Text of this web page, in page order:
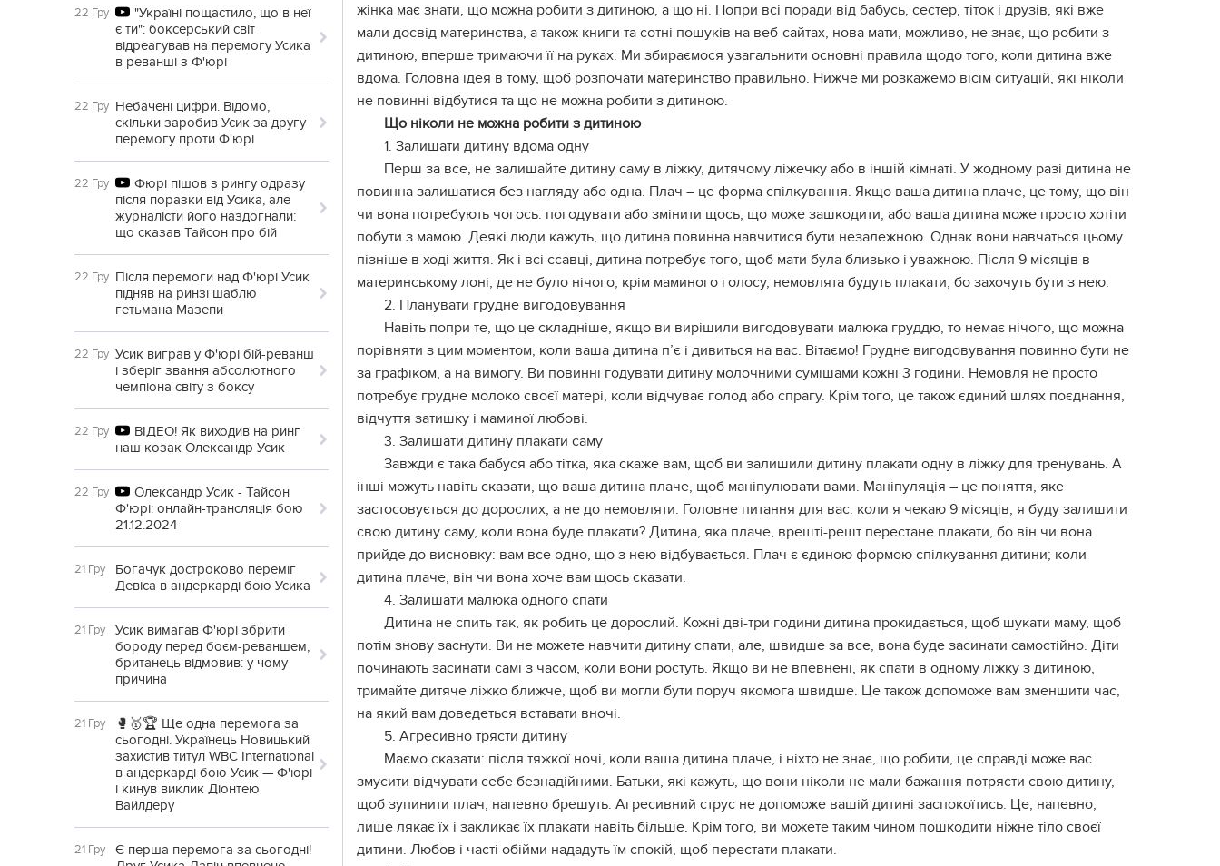
22 Гру
"Україні пощастило, що в неї
є ти": боксерський світ
відреагував на перемогу Усика
в реванші з Ф'юрі
22 Гру Небачені цифри. Відомо,
скільки заробив Усик за другу
перемогу проти Ф'юрі
22 Гру
Фюрі пішов з рингу одразу
після поразки від Усика, але
журналісти його наздогнали:
що сказав Тайсон про бій
22 Гру Після перемоги над Ф'юрі Усик
підняв на ринзі шаблю
гетьмана Мазепи
22 Гру Усик виграв у Ф'юрі бій-реванш
і зберіг звання абсолютного
чемпіона світу з боксу
22 Гру
ВІДЕО! Як виходив на ринг
наш козак Олександр Усик
22 Гру
Олександр Усик - Тайсон
Ф'юрі: онлайн-трансляція бою
21.12.2024
21 Гру
Богачук достроково переміг
Девіса в андеркарді бою Усика
21 Гру
Усик вимагав Ф'юрі збрити
бороду перед боєм-реваншем,
британець відмовив: у чому
причина
21 Гру
🥊🥇🏆 Ще одна перемога за
сьогодні. Українець Новицький
захистив титул WBC International
в андеркарді бою Усик — Ф'юрі
і кинув виклик Діонтею
Вайлдеру
21 Гру
Є перша перемога за сьогодні!
жінка має знати, що можна робити з дитиною, а що ні. Попри всі поради від бабусь, сестер, тіток і друзів, які вже
мали досвід материнства, а також книги та сотні пошуків на веб-сайтах, нова мати, можливо, не знає, що робити з
дитиною, вперше тримаючи її на руках. Ми збираємося узагальнити основні правила щодо того, коли дитина вже
вдома. Головна ідея в тому, щоб розпочати материнство правильно. Нижче ми розкажемо вісім ситуацій, які ніколи
не повинні відбутися та що не можна робити з дитиною.
Що ніколи не можна робити з дитиною
1. Залишати дитину вдома одну
Перш за все, не залишайте дитину саму в ліжку, дитячому ліжечку або в іншій кімнаті. У жодному разі дитина не
повинна залишатися без нагляду або одна. Плач – це форма спілкування. Якщо ваша дитина плаче, це тому, що він
чи вона потребують чогось: погодувати або змінити щось, що може зашкодити, або ваша дитина може просто хотіти
побути з мамою. Деякі люди кажуть, що дитина повинна навчитися бути незалежною. Однак вони навчаться цьому
пізніше в ході життя. Як і всі ссавці, дитина потребує того, щоб мати була близько і уважною. Після 9 місяців в
материнському лоні, де не було нічого, крім маминого голосу, немовлята будуть плакати, бо захочуть бути з нею.
2. Планувати грудне вигодовування
Навіть попри те, що це складніше, якщо ви вирішили вигодовувати малюка груддю, то немає нічого, що можна
порівняти з цим моментом, коли ваша дитина п’є і дивиться на вас. Вітаємо! Грудне вигодовування повинно бути не
за графіком, а на вимогу. Ви повинні годувати дитину молочними сумішами кожні 3 години. Немовля не просто
потребує грудне молоко своєї матері, коли відчуває голод або спрагу. Крім того, це також єдиний шлях поєднання,
відчуття затишку і маминої любові.
3. Залишати дитину плакати саму
Завжди є така бабуся або тітка, яка скаже вам, щоб ви залишили дитину плакати одну в ліжку для тренувань. А
інші можуть навіть сказати, що ваша дитина плаче, щоб маніпулювати вами. Маніпуляція – це поняття, яке
застосовується до дорослих, а не до немовляти. Головне питання для вас: коли я чекаю 9 місяців, я буду залишити
свою дитину саму, коли вона буде плакати? Дитина, яка плаче, врешті-решт перестане плакати, бо він чи вона
прийде до висновку: вам все одно, що з нею відбувається. Плач є єдиною формою спілкування дитини; коли
дитина плаче, він чи вона хоче вам щось сказати.
4. Залишати малюка одного спати
Дитина не спить так, як робить це дорослий. Кожні дві-три години дитина прокидається, щоб шукати маму, щоб
потім знову заснути. Ви не можете навчити дитину спати, але, швидше за все, вона буде засинати самостійно. Діти
починають засинати самі з часом, коли вони ростуть. Якщо ви не впевнені, як спати в одному ліжку з дитиною,
тримайте дитяче ліжко ближче, щоб ви могли бути поруч якомога швидше. Це також допоможе вам зменшити час,
на який вам доведеться вставати вночі.
5. Агресивно трясти дитину
Маємо сказати: після тяжкої ночі, коли ваша дитина плаче, і ніхто не знає, що робити, це справді може вас
змусити відчувати себе безнадійними. Батьки, які кажуть, що вони ніколи не мали бажання потрясти свою дитину,
щоб зупинити плач, напевно брешуть. Агресивний струс не допоможе вашій дитині заспокоїтись. Це, напевно,
лише лякає їх і закликає їх плакати навіть більше. Крім того, ви можете таким чином пошкодити ніжне тіло своєї
дитини. Любов і часті обійми нададуть їм спокій, щоб перестати плакати.